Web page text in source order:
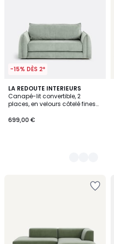
-15% DÈS 2*
LA REDOUTE INTERIEURS
Canapé-lit convertible, 2
places, en velours côtelé fines
699,00 €
6
Couleurs